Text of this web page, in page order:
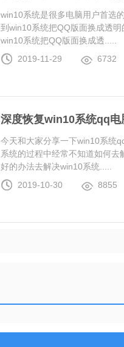
win10系统是很多电脑用户首选
到win10系统把QQ版面换成透
win10系统把QQ版面换成透.....
2019-11-29
6732
深度恢复win10系统qq
今天和大家分享一下win10系统
系统的过程中经常不知道如何
好的办法去解决win10系统.....
2019-10-30
8855